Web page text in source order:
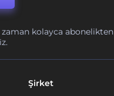
kolayca abonelikten
Şirket